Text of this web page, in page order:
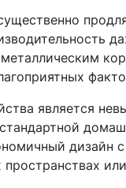
является
пространствах